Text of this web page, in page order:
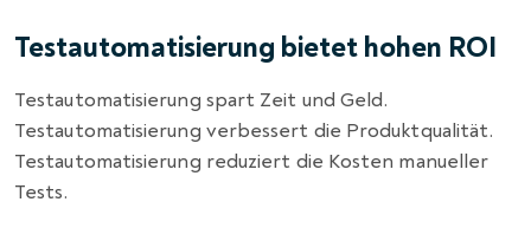
Testautomatisierung bietet hohen ROI
Testautomatisierung spart Zeit und Geld.
Testautomatisierung verbessert die Produktqualität.
Testautomatisierung reduziert die Kosten manueller
Tests.